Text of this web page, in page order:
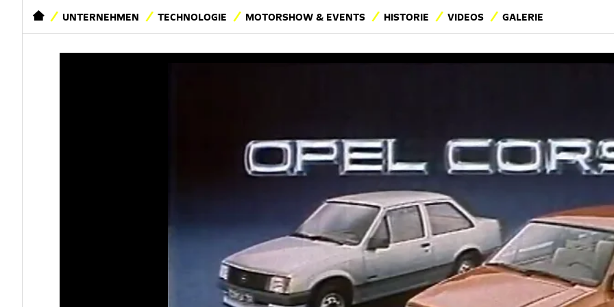
STARTSEITEUNTERNEHMEN TECHNOLOGIE MOTORSHOW & EVENTS HISTORIE VIDEOS GALERIE